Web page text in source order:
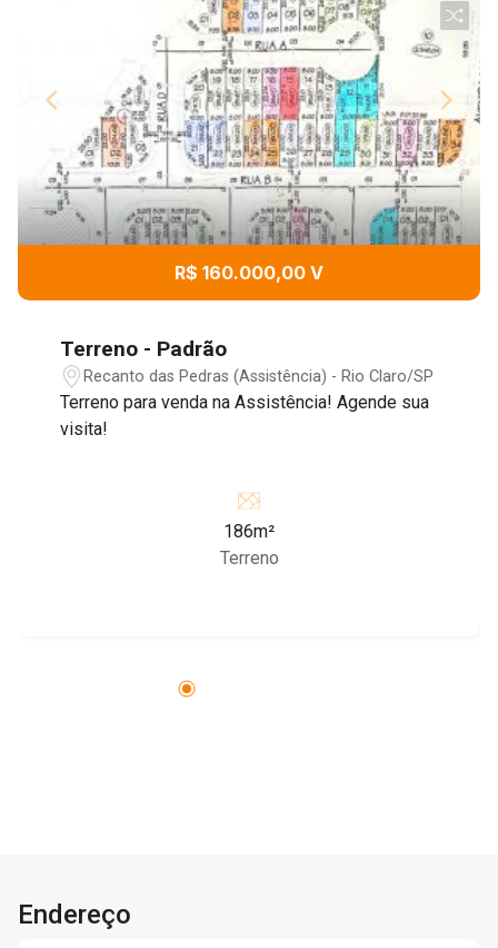
R$ 160.000,00 V
Terreno - Padrão
Recanto das Pedras (Assistência) - Rio Claro/SP
Terreno para venda na Assistência! Agende sua
visita!
186m²
Terreno
Endereço